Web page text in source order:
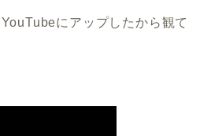
YouTubeにアップしたから観て